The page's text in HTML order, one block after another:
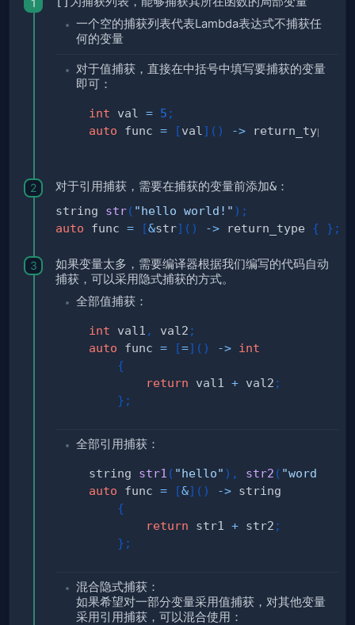
一个空的捕获列表代表Lambda表达式不捕获任
何的变量
对于值捕获，直接在中括号中填写要捕获的变量
即可：
int val = 5 ;
auto func = [val ] ( ) -> return_type
对于引用捕获，需要在捕获的变量前添加& ：
string str( "hello world!" ) ;
auto func = [&str] ( ) -> return_type { } ;
如果变量太多，需要编译器根据我们编写的代码自动
捕获，可以采用隐式捕获的方式。
全部值捕获：
int val1 , val2 ;
auto func = [=] ( ) -> int
{
return val1 + val2 ;
} ;
全部引用捕获：
string str1 ( "hello" ) , str2 ( "word!"
auto func = [&] ( ) ->
{
return str1 + str2 ;
} ;
混合隐式捕获：
如果希望对一部分变量采用值捕获，对其他变量
采用引用捕获，可以混合使用：